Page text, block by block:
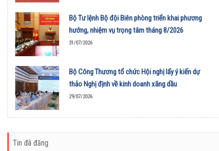
Bộ Tư lệnh Bộ đội Biên phòng triển khai phương
hướng, nhiệm vụ trọng tâm tháng 8/2026
31/07/2026
Bộ Công Thương tổ chức Hội nghị lấy ý kiến dự
thảo Nghị định về kinh doanh xăng dầu
29/07/2026
Tin đã đăng